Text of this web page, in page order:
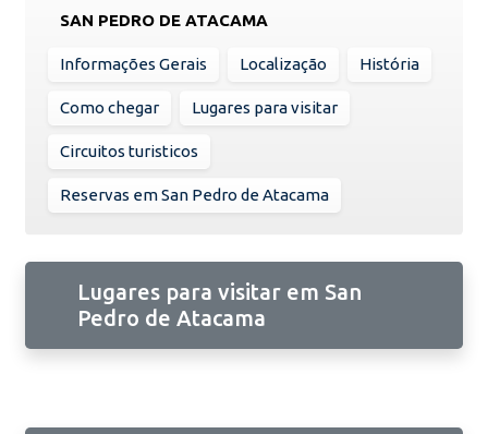
SAN PEDRO DE ATACAMA
Informações Gerais Localização História
Como chegar Lugares para visitar
Circuitos turisticos
Reservas em San Pedro de Atacama
Lugares para visitar em San
Pedro de Atacama